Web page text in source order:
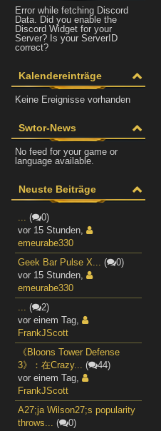
Error while fetching Discord
Data. Did you enable the
Discord Widget for your
Server? Is your ServerID
correct?
Kalendereinträge
Keine Ereignisse vorhanden
Swtor-News
No feed for your game or
language available.
Neuste Beiträge
... (
0)
vor 15 Stunden,
emeurabe330
Geek Bar Pulse X... (
0)
vor 15 Stunden,
emeurabe330
... (
2)
vor einem Tag,
FrankJScott
《Bloons Tower Defense
3》：在Crazy... (
44)
vor einem Tag,
FrankJScott
A27;ja Wilson27;s popularity
throws... (
0)